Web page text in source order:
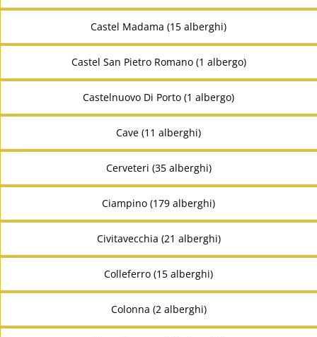
Castel Madama (15 alberghi)
Castel San Pietro Romano (1 albergo)
Castelnuovo Di Porto (1 albergo)
Cave (11 alberghi)
Cerveteri (35 alberghi)
Ciampino (179 alberghi)
Civitavecchia (21 alberghi)
Colleferro (15 alberghi)
Colonna (2 alberghi)